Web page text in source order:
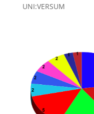
UNI:VERSUM